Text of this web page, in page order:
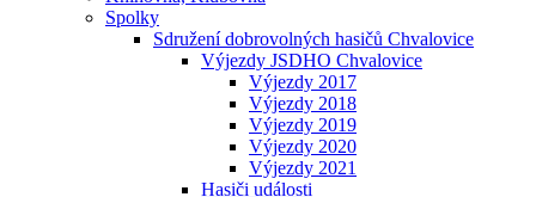
Spolky
Sdružení dobrovolných hasičů Chvalovice
Výjezdy JSDHO Chvalovice
Výjezdy 2017
Výjezdy 2018
Výjezdy 2019
Výjezdy 2020
Výjezdy 2021
Hasiči události